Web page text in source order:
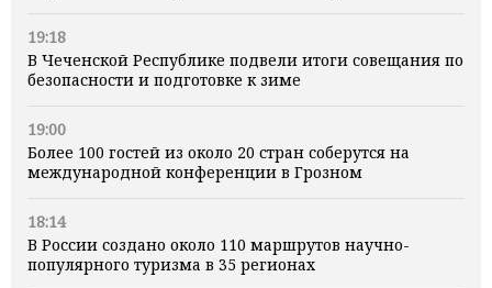
19:18
В Чеченской Республике подвели итоги совещания по
безопасности и подготовке к зиме
19:00
Более 100 гостей из около 20 стран соберутся на
международной конференции в Грозном
18:14
В России создано около 110 маршрутов научно-
популярного туризма в 35 регионах